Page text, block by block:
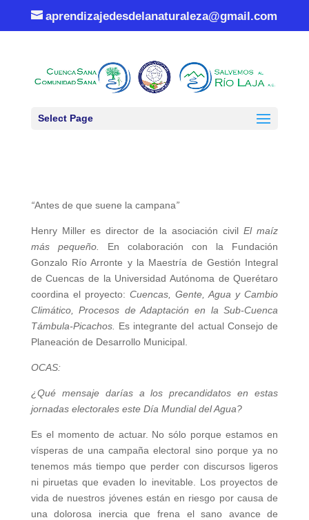
aprendizajedesdelanaturaleza@gmail.com
Select Page
“Antes de que suene la campana”
Henry Miller es director de la asociación civilEl maíz
más pequeño.
En colaboración con la Fundación
Gonzalo Río Arronte y la Maestría de Gestión Integral
de Cuencas de la Universidad Autónoma de Querétaro
coordina el proyecto: Cuencas, Gente, Agua y Cambio
Climático, Procesos de Adaptación en la Sub-Cuenca
Támbula-Picachos.
Es integrante del actual Consejo de
Planeación de Desarrollo Municipal.
OCAS:
¿Qué mensaje darías a los precandidatos en estas
jornadas electorales este Día Mundial del Agua?
Es el momento de actuar. No sólo porque estamos en
vísperas de una campaña electoral sino porque ya no
tenemos más tiempo que perder con discursos ligeros
ni piruetas que evaden lo inevitable. Los proyectos de
vida de nuestros jóvenes están en riesgo por causa de
una dolorosa inercia que frena el sano avance de